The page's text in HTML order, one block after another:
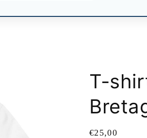
T-
Regular
€25,00